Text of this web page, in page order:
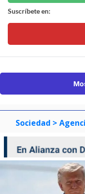
Suscríbete en:
Sociedad >